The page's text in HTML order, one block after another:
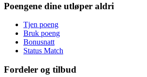
Poengene dine utløper aldri
Tjen poeng
Bruk poeng
Bonusnatt
Status Match
Fordeler og tilbud